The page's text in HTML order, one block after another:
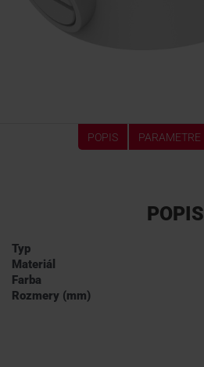
POPIS PARAMETRE
POPIS
Typ
Materiál
Farba
Rozmery (mm)